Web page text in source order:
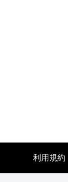
利用規約